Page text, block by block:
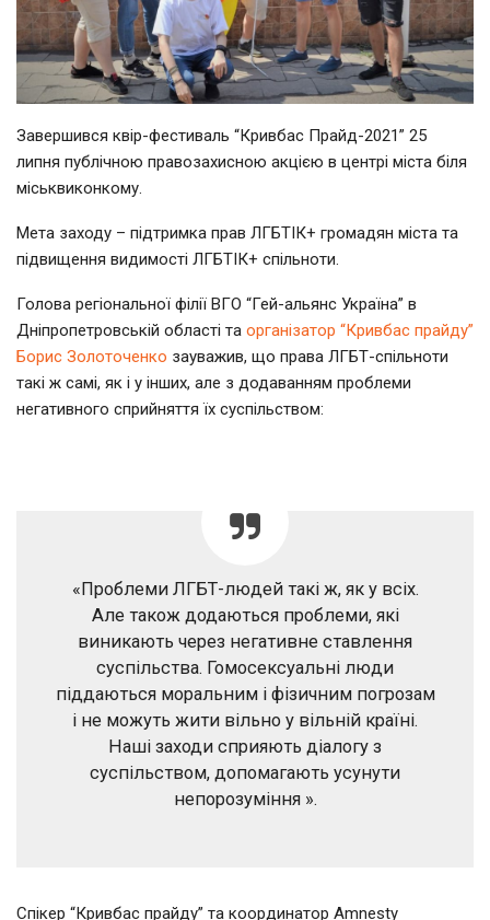
Завершився квір-фестиваль “Кривбас Прайд-2021” 25
липня публічною правозахисною акцією в центрі міста біля
міськвиконкому.
Мета заходу – підтримка прав ЛГБТІК+ громадян міста та
підвищення видимості ЛГБТІК+ спільноти.
Голова регіональної філії ВГО “Гей-альянс Україна” в
Дніпропетровській області та організатор “Кривбас прайду”
Борис Золоточенко зауважив, що права ЛГБТ-спільноти
такі ж самі, як і у інших, але з додаванням проблеми
негативного сприйняття їх суспільством:
«Проблеми ЛГБТ-людей такі ж, як у всіх.
Але також додаються проблеми, які
виникають через негативне ставлення
суспільства. Гомосексуальні люди
піддаються моральним і фізичним погрозам
і не можуть жити вільно у вільній країні.
Наші заходи сприяють діалогу з
суспільством, допомагають усунути
непорозуміння ».
Спікер “Кривбас прайду” та координатор Аmnesty